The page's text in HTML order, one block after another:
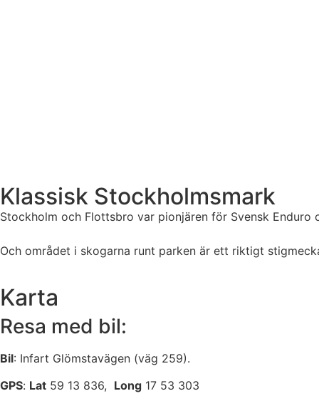
Klassisk Stockholmsmark
Stockholm och Flottsbro var pionjären för Svensk
Och området i skogarna runt parken är ett riktigt
Karta
Resa med bil:
Bil: Infart Glömstavägen (väg 259).
GPS: Lat 59 13 836, Long 17 53 303